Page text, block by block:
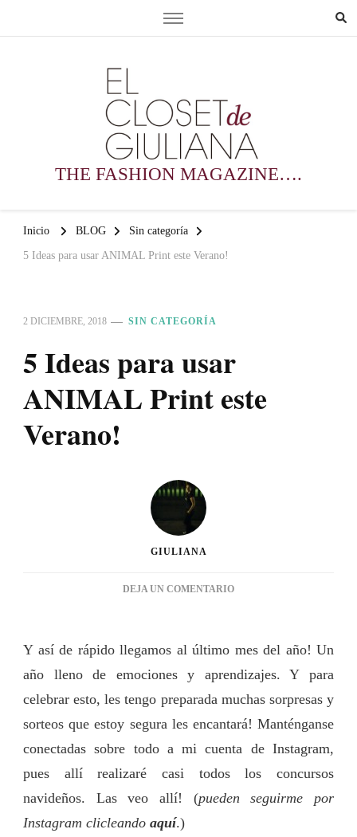
THE FASHION MAGAZINE….
Inicio BLOG Sin categoría
5 Ideas para usar ANIMAL Print este Verano!
2 DICIEMBRE, 2018 SIN CATEGORÍA
5 Ideas para usar
ANIMAL Print este
Verano!
GIULIANA
DEJA UN COMENTARIOEN
USAR
ANIMAL
ESTE
VERANO!
Y así de rápido llegamos al último mes del año! Un
año lleno de emociones y aprendizajes. Y para
celebrar esto, les tengo preparada muchas sorpresas y
sorteos que estoy segura les encantará! Manténganse
conectadas sobre todo a mi cuenta de Instagram,
pues allí realizaré casi todos los concursos
navideños. Las veo allí! (pueden seguirme por
Instagram clicleando aquí.)